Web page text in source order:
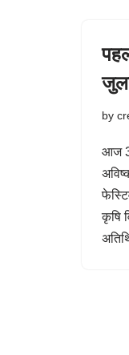
by
आज
कृषि